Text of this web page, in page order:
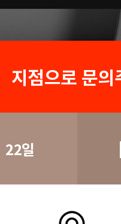
지점으로 문
22일